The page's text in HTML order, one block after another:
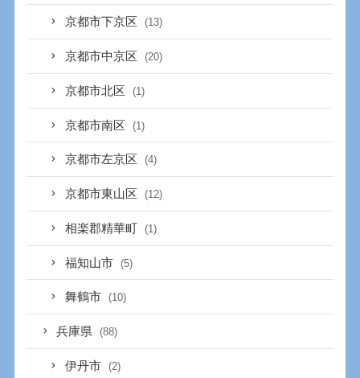
京都市下京区 (13)
京都市中京区 (20)
京都市北区 (1)
京都市南区 (1)
京都市左京区 (4)
京都市東山区 (12)
相楽郡精華町 (1)
福知山市 (5)
舞鶴市 (10)
兵庫県 (88)
伊丹市 (2)